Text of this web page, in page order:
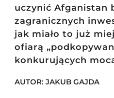
uczynić Afganistan
zagranicznych
jak miało to już
ofiarą
konkurujących
AUTOR: JAKUB GAJDA